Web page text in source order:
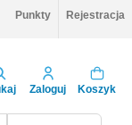
Punkty Rejestracja
Zaloguj Koszyk